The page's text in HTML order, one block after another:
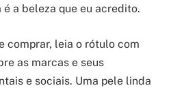
é a beleza que eu acredito.
comprar, leia o rótulo com
as marcas e seus
e sociais. Uma pele linda